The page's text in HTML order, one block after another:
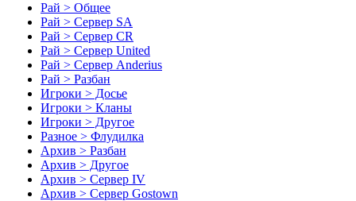
Рай > Общее
Рай > Сервер SA
Рай > Сервер CR
Рай > Сервер United
Рай > Сервер Anderius
Рай > Разбан
Игроки > Досье
Игроки > Кланы
Игроки > Другое
Разное > Флудилка
Архив > Разбан
Архив > Другое
Архив > Сервер IV
Архив > Сервер Gostown